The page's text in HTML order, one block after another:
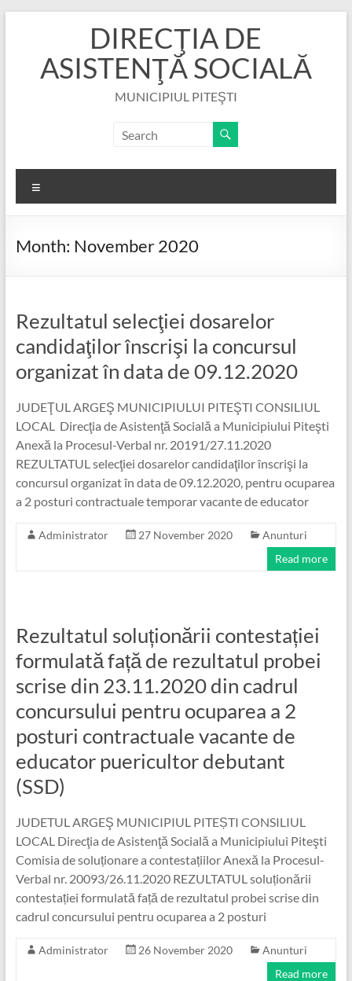
DIRECŢIA DE
ASISTENŢĂ SOCIALĂ
MUNICIPIUL PITEŞTI
Month: November 2020
Rezultatul selecţiei dosarelor
candidaţilor înscrişi la concursul
organizat în data de 09.12.2020
JUDEŢUL ARGEŞ MUNICIPIULUI PITEŞTI CONSILIUL
LOCAL Direcţia de Asistenţă Socială a Municipiului Piteşti
Anexă la Procesul-Verbal nr. 20191/27.11.2020
REZULTATUL selecţiei dosarelor candidaţilor înscrişi la
concursul organizat în data de 09.12.2020, pentru ocuparea
a 2 posturi contractuale temporar vacante de educator
Administrator 27 November 2020
Anunturi
Read more
Rezultatul soluționării contestației
formulată față de rezultatul probei
scrise din 23.11.2020 din cadrul
concursului pentru ocuparea a 2
posturi contractuale vacante de
educator puericultor debutant
(SSD)
JUDETUL ARGEŞ MUNICIPIUL PITEȘTI CONSILIUL
LOCAL Direcţia de Asistenţă Socială a Municipiului Piteşti
Comisia de soluționare a contestațiilor Anexă la Procesul-
Verbal nr. 20093/26.11.2020 REZULTATUL soluționării
contestației formulată față de rezultatul probei scrise din
cadrul concursului pentru ocuparea a 2 posturi
Administrator 26 November 2020
Anunturi
Read more